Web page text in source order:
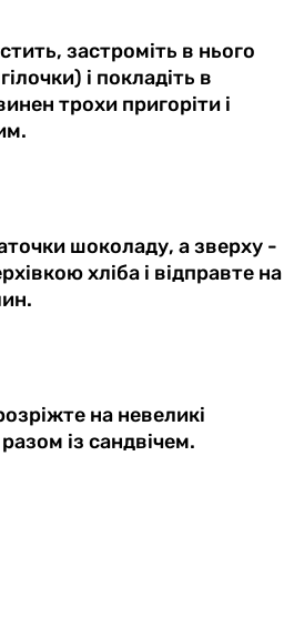
застроміть в нього
і покладіть в
трохи пригоріти і
шоколаду, а зверху -
хліба і відправте на
на невеликі
із сандвічем.